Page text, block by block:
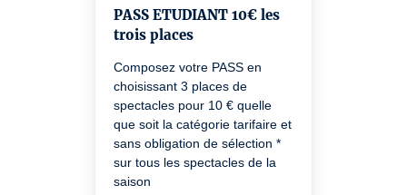
de bien vouloir passer à
Sponeck ou nous joindre au
0805 710 700.
PASS ETUDIANT 10€ les
trois places
Composez votre PASS en
choisissant 3 places de
spectacles pour 10 € quelle
que soit la catégorie tarifaire et
sans obligation de sélection *
sur tous les spectacles de la
saison